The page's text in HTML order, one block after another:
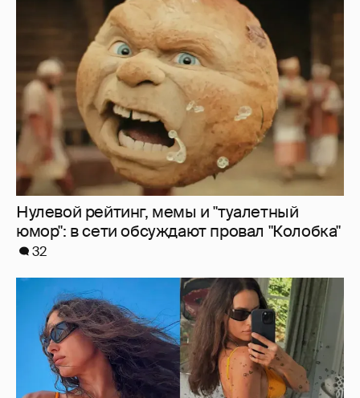
Нулевой рейтинг, мемы и "туалетный
юмор": в сети обсуждают провал "Колобка"
Ирина Шейк показала фигуру в бикини